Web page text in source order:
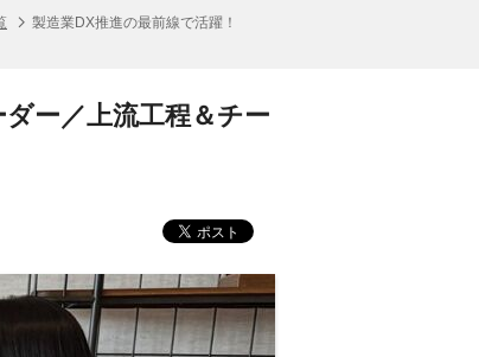
製造業DX推進の最前線で活躍！
ー／上流工程＆チー